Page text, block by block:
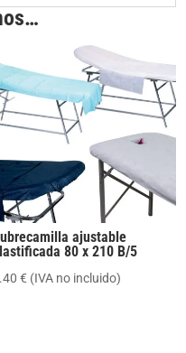
ajustable
80 x 210 B/5
€ (IVA no incluido)